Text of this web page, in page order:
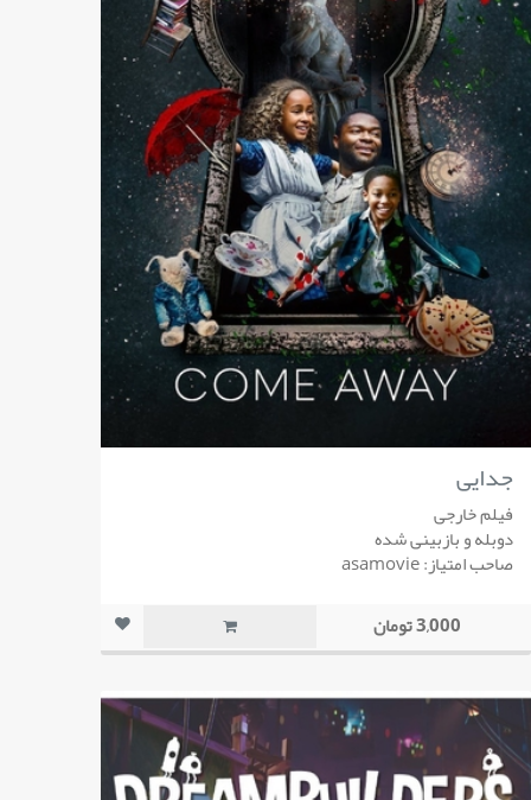
جدایی
فیلم خارجی
دوبله و بازبینی شده
صاحب امتیاز: asamovie
3,000 تومان